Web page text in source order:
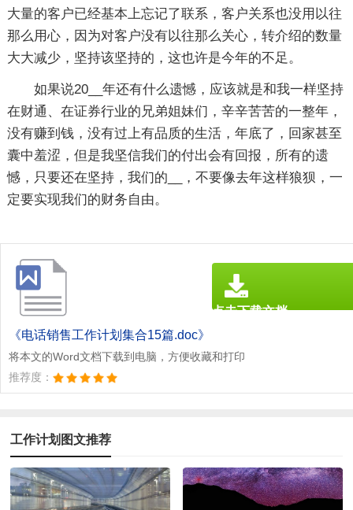
大量的客户已经基本上忘记了联系，客户关系也没用以往
那么用心，因为对客户没有以往那么关心，转介绍的数量
大大减少，坚持该坚持的，这也许是今年的不足。
如果说20__年还有什么遗憾，应该就是和我一样坚持
在财通、在证券行业的兄弟姐妹们，辛辛苦苦的一整年，
没有赚到钱，没有过上有品质的生活，年底了，回家甚至
囊中羞涩，但是我坚信我们的付出会有回报，所有的遗
憾，只要还在坚持，我们的__，不要像去年这样狼狈，一
定要实现我们的财务自由。
《电话销售工作计划集合15篇.doc》
将本文的Word文档下载到电脑，方便收藏和打印
推荐度：
点击下载文档
工作计划图文推荐